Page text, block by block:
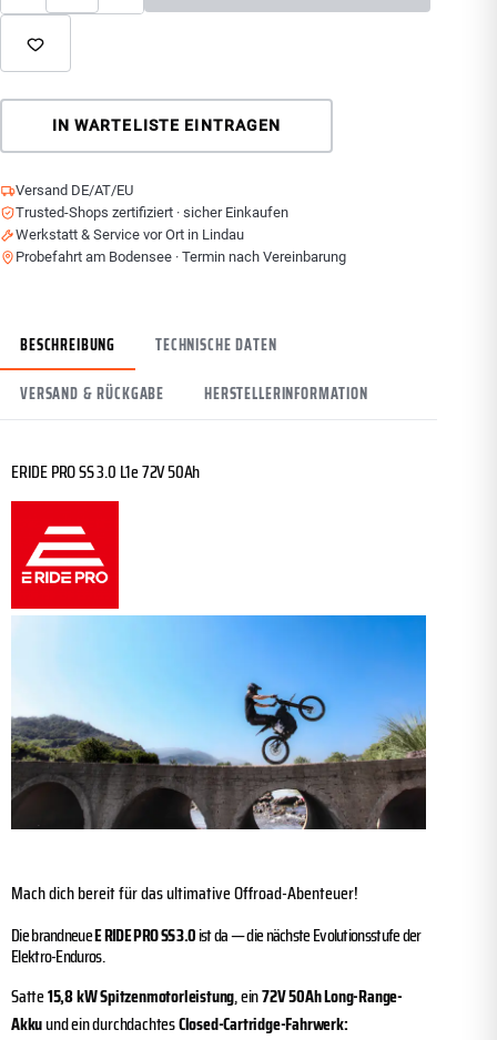
IN WARTELISTE EINTRAGEN
Versand DE/AT/EU
Trusted-Shops zertifiziert · sicher Einkaufen
Werkstatt & Service vor Ort in Lindau
Probefahrt am Bodensee · Termin nach Vereinbarung
BESCHREIBUNG
TECHNISCHE DATEN
VERSAND & RÜCKGABE
HERSTELLERINFORMATION
ERIDE PRO SS 3.0 L1e 72V 50Ah
Mach dich bereit für das ultimative Offroad-Abenteuer!
Die brandneueE RIDE PRO SS 3.0ist da — die nächste Evolutionsstufe der
Elektro-Enduros.
Satte15,8 kW Spitzenmotorleistung, ein72V 50Ah Long-Range-
Akkuund ein durchdachtesClosed-Cartridge-Fahrwerk: